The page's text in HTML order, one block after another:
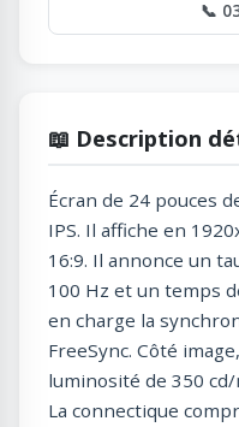
📞
📖 Description
Écran de 24 pouces
IPS. Il affiche en
16:9. Il annonce un
100 Hz et un temps
en charge la
FreeSync. Côté
luminosité de 350
La connectique